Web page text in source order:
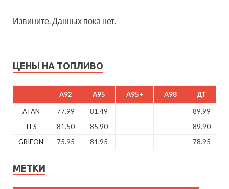
Извините. Данных пока нет.
ЦЕНЫ НА ТОПЛИВО
A92 A95 A95+ A98 ДТ
ATAN 77.99 81.49
89.99
TES
81.50 85.90
89.90
GRIFON
75.95 81.95 78.95
МЕТКИ